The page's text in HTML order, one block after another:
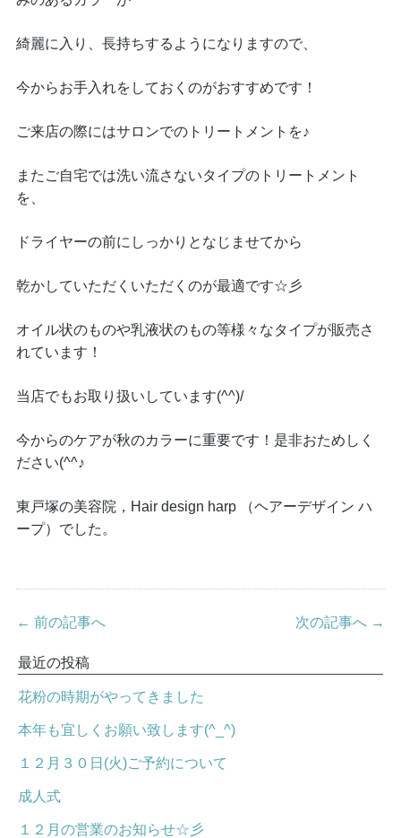
綺麗に入り、長持ちするようになりますので、
今からお手入れをしておくのがおすすめです！
ご来店の際にはサロンでのトリートメントを♪
またご自宅では洗い流さないタイプのトリートメント
を、
ドライヤーの前にしっかりとなじませてから
乾かしていただくいただくのが最適です☆彡
オイル状のものや乳液状のもの等様々なタイプが販売さ
れています！
当店でもお取り扱いしています(^^)/
今からのケアが秋のカラーに重要です！是非おためしく
ださい(^^♪
東戸塚の美容院，Hair design harp （ヘアーデザイン ハ
ープ）でした。
← 前の記事へ 次の記事へ →
最近の投稿
花粉の時期がやってきました
本年も宜しくお願い致します(^_^)
１２月３０日(火)ご予約について
成人式
１２月の営業のお知らせ☆彡